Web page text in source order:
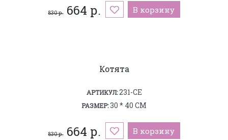
830 р.664 р. В корзину
Котята
АРТИКУЛ:231-CE
РАЗМЕР:30 * 40 СМ
830 р.664 р. В корзину